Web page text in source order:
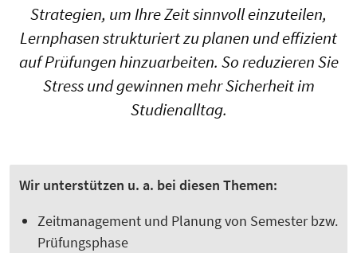
Strategien, um Ihre Zeit sinnvoll einzuteilen,
Lernphasen strukturiert zu planen und effizient
auf Prüfungen hinzuarbeiten. So reduzieren Sie
Stress und gewinnen mehr Sicherheit im
Studienalltag.
Wir unterstützen u. a. bei diesen Themen:
Zeitmanagement und Planung von Semester bzw.
Prüfungsphase